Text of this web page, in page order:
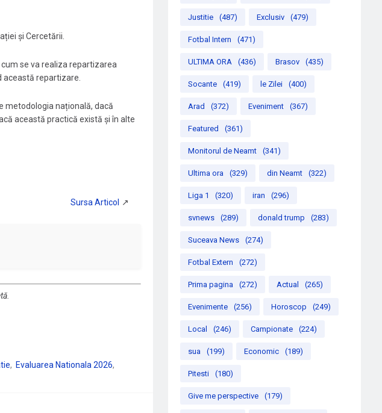
și Cercetării.
se va realiza repartizarea
această repartizare.
metodologia națională, dacă
această practică există și în alte
Evaluarea Nationala 2026
Justitie (487) Exclusiv (479)
Fotbal Intern (471)
ULTIMA ORA (436) Brasov (435)
Socante (419) le Zilei (400)
Arad (372) Eveniment (367)
Featured (361)
Monitorul de Neamt (341)
Ultima ora (329) din Neamt (322)
Liga 1 (320) iran (296)
svnews (289) donald trump (283)
Suceava News (274)
Fotbal Extern (272)
Prima pagina (272) Actual (265)
Evenimente (256) Horoscop (249)
Local (246) Campionate (224)
sua (199) Economic (189)
Pitesti (180)
Give me perspective (179)